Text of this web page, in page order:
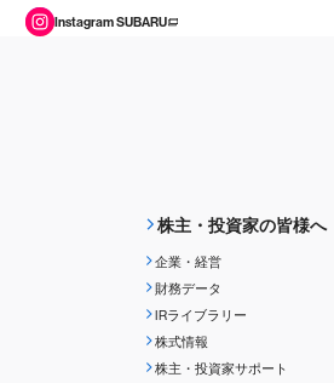
Instagram SUBARU
株主・投資家の皆様へ
企業・経営
財務データ
IRライブラリー
株式情報
株主・投資家サポート